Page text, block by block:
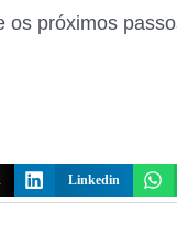
próximos
Linkedin